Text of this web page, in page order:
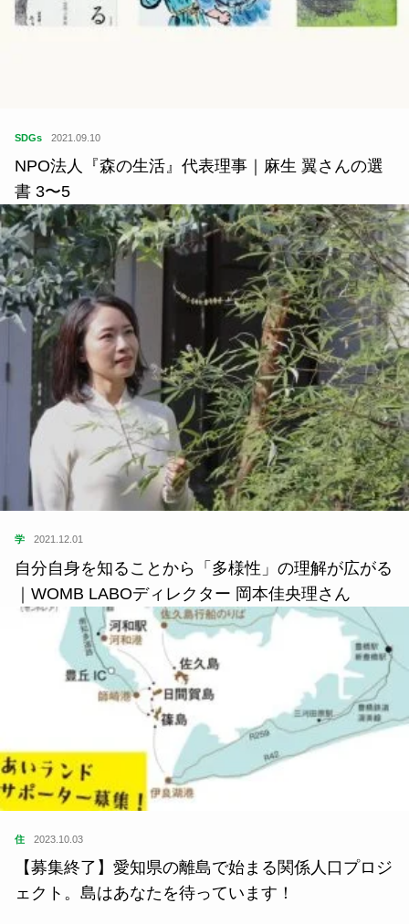
SDGs 2021.09.10
NPO法人『森の生活』代表理事｜麻生 翼さんの選
書 3〜5
学 2021.12.01
自分自身を知ることから「多様性」の理解が広がる
｜WOMB LABOディレクター 岡本佳央理さん
住 2023.10.03
【募集終了】愛知県の離島で始まる関係人口プロジ
ェクト。島はあなたを待っています！